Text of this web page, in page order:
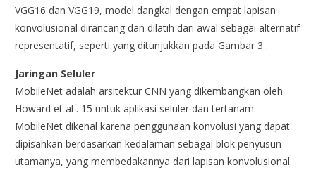
VGG16 dan VGG19, model dangkal dengan empat lapisan
konvolusional dirancang dan dilatih dari awal sebagai alternatif
representatif, seperti yang ditunjukkan pada Gambar 3 .
Jaringan Seluler
MobileNet adalah arsitektur CNN yang dikembangkan oleh
Howard et al . 15 untuk aplikasi seluler dan tertanam.
MobileNet dikenal karena penggunaan konvolusi yang dapat
dipisahkan berdasarkan kedalaman sebagai blok penyusun
utamanya, yang membedakannya dari lapisan konvolusional